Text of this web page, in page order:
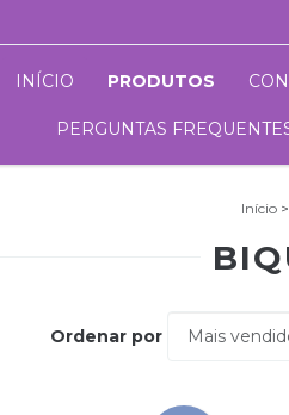
INÍCIO PRODUTOS
PERGUNTAS
Início >
Ordenar por